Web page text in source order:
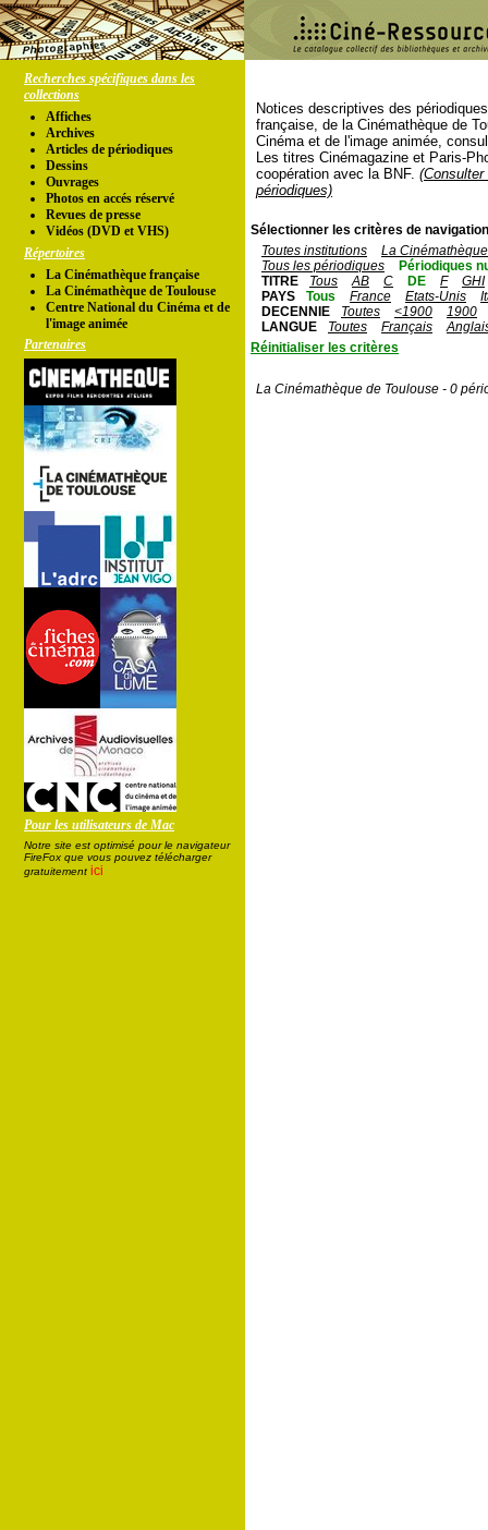
Recherches spécifiques dans les
collections
Affiches
Archives
Articles de périodiques
Dessins
Ouvrages
Photos en accés réservé
Revues de presse
Vidéos (DVD et VHS)
Répertoires
La Cinémathèque française
La Cinémathèque de Toulouse
Centre National du Cinéma et de
l'image animée
Partenaires
Pour les utilisateurs de Mac
Notre site est optimisé pour le navigateur
FireFox que vous pouvez télécharger
gratuitement ici
Notices descriptives des
française, de la Cinémathèque de
Cinéma et de l'image animée,
Les titres Cinémagazine et Paris-
coopération avec la BNF.
périodiques)
Sélectionner les critères de
Toutes institutions
La
Tous les périodiques
Périodiques
TITRE
Tous AB C DE F
GHI
PAYS
Tous France Etats-Unis
DECENNIE
Toutes <1900
1900
LANGUE
Toutes Français
Réinitialiser les critères
La Cinémathèque de Toulouse - 0